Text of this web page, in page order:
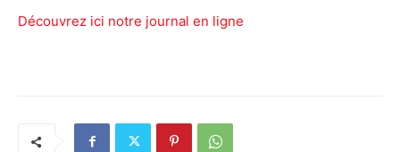
Découvrez ici notre journal en ligne